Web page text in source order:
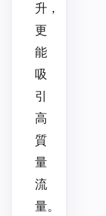
升，
更
能
吸
引
高
質
量
流
量。